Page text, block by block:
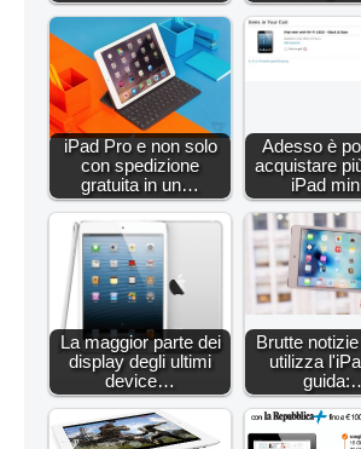
iPad Pro e non solo
con spedizione
gratuita in un…
Adesso è
acquistare
iPad
La maggior parte dei
display degli ultimi
device…
Brutte
utilizza